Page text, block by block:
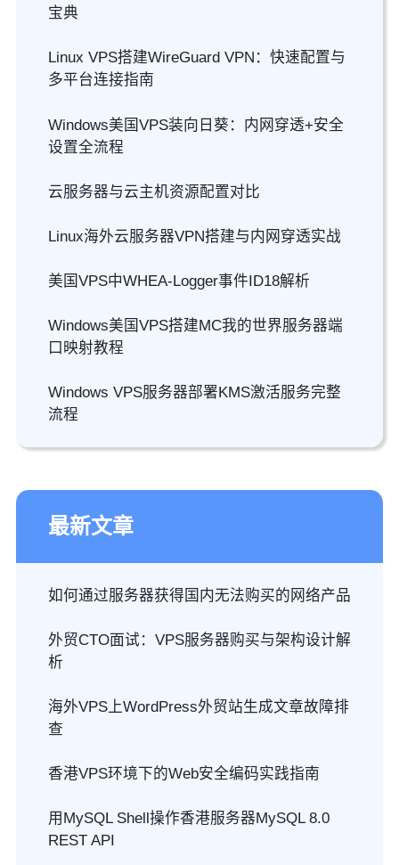
宝典
Linux VPS搭建WireGuard VPN：快速配置与
多平台连接指南
Windows美国VPS装向日葵：内网穿透+安全
设置全流程
云服务器与云主机资源配置对比
Linux海外云服务器VPN搭建与内网穿透实战
美国VPS中WHEA-Logger事件ID18解析
Windows美国VPS搭建MC我的世界服务器端
口映射教程
Windows VPS服务器部署KMS激活服务完整
流程
最新文章
如何通过服务器获得国内无法购买的网络产品
外贸CTO面试：VPS服务器购买与架构设计解
析
海外VPS上WordPress外贸站生成文章故障排
查
香港VPS环境下的Web安全编码实践指南
用MySQL Shell操作香港服务器MySQL 8.0
REST API